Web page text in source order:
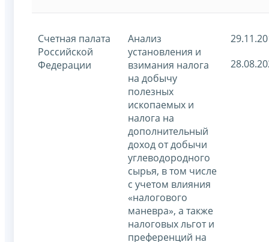
Счетная палата
Российской
Федерации
Анализ
установления и
взимания налога
на добычу
полезных
ископаемых и
налога на
дополнительный
доход от добычи
углеводородного
сырья, в том числе
с учетом влияния
«налогового
маневра», а также
налоговых льгот и
преференций на